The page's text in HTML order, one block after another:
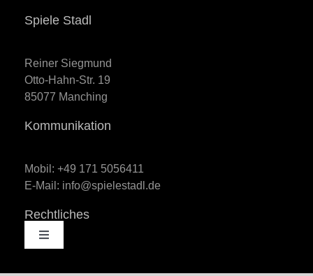
Spiele Stadl
Reiner Siegmund
Otto-Hahn-Str. 19
85077 Manching
Kommunikation
Mobil: +49 171 5056411
E-Mail: info@spielestadl.de
Rechtliches
Toggle
Navigation
AGB